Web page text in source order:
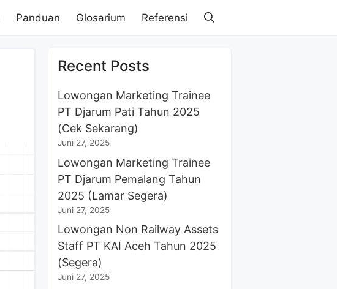
Panduan Glosarium Referensi
Recent Posts
Lowongan Marketing Trainee
PT Djarum Pati Tahun 2025
(Cek Sekarang)
Juni 27, 2025
Lowongan Marketing Trainee
PT Djarum Pemalang Tahun
2025 (Lamar Segera)
Juni 27, 2025
Lowongan Non Railway Assets
Staff PT KAI Aceh Tahun 2025
(Segera)
Juni 27, 2025